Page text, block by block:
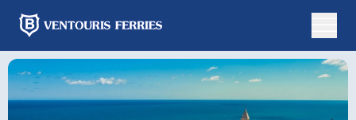
Online-
Buchung